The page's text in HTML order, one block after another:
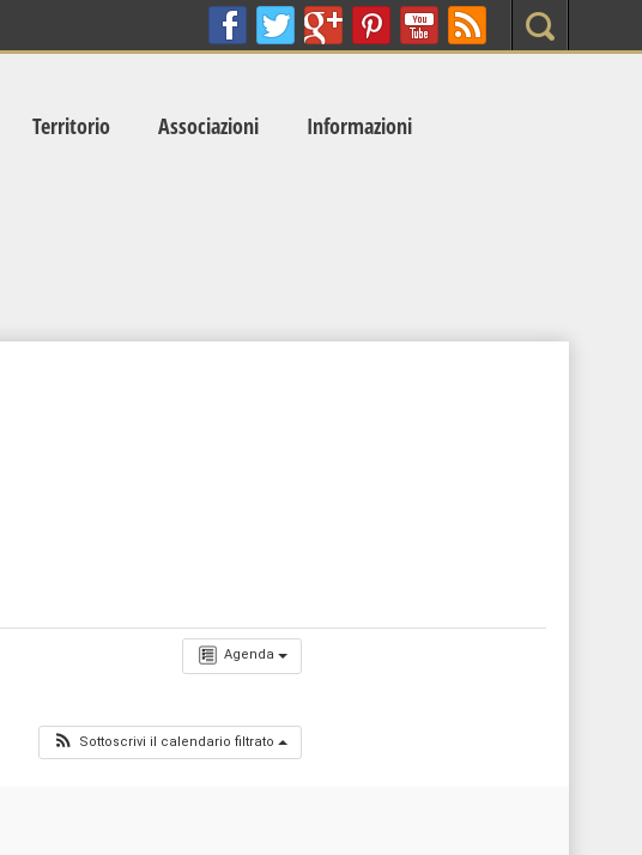
Search
Territorio Associazioni Informazioni
Agenda
Sottoscrivi il calendario filtrato